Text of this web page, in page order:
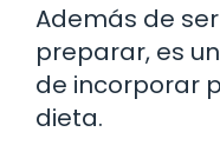
Además de
preparar, es
de incorporar
dieta.